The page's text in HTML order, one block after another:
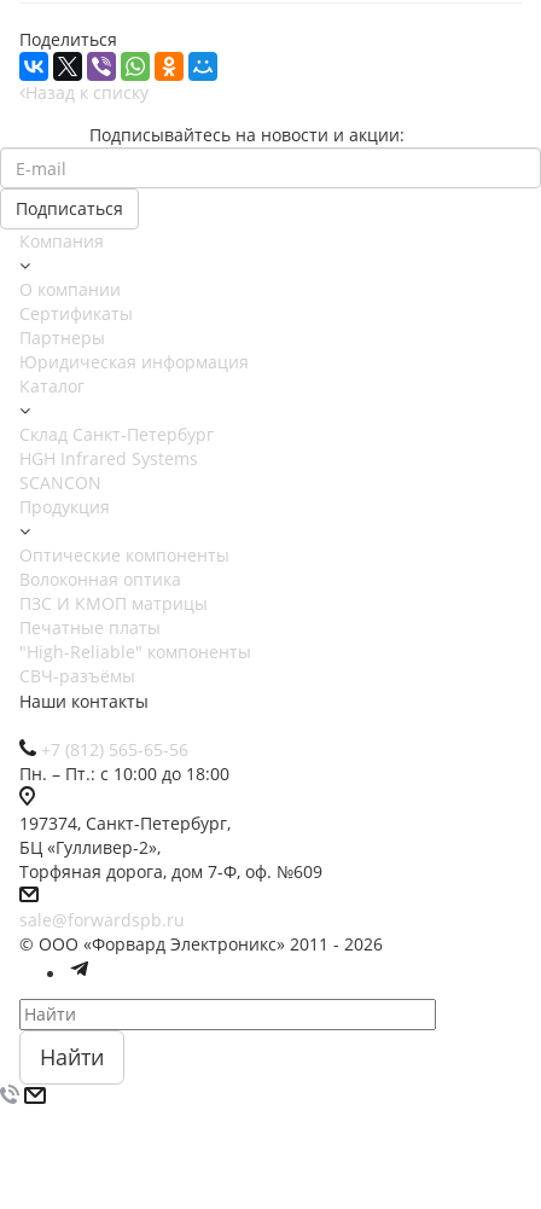
Поделиться
Назад к списку
Подписывайтесь на новости и акции:
Компания
О компании
Сертификаты
Партнеры
Юридическая информация
Каталог
Cклад Санкт-Петербург
HGH Infrared Systems
SCANCON
Продукция
Оптические компоненты
Волоконная оптика
ПЗС И КМОП матрицы
Печатные платы
"High-Reliable" компоненты
СВЧ-разъёмы
Наши контакты
+7 (812) 565-65-56
Пн. – Пт.: с 10:00 до 18:00
197374, Санкт-Петербург,
БЦ «Гулливер-2»,
Торфяная дорога, дом 7-Ф, оф. №609
sale@forwardspb.ru
© ООО «Форвард Электроникс» 2011 - 2026
Найти